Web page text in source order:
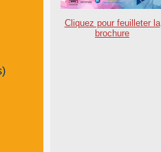
Cliquez pour feuilleter la
brochure